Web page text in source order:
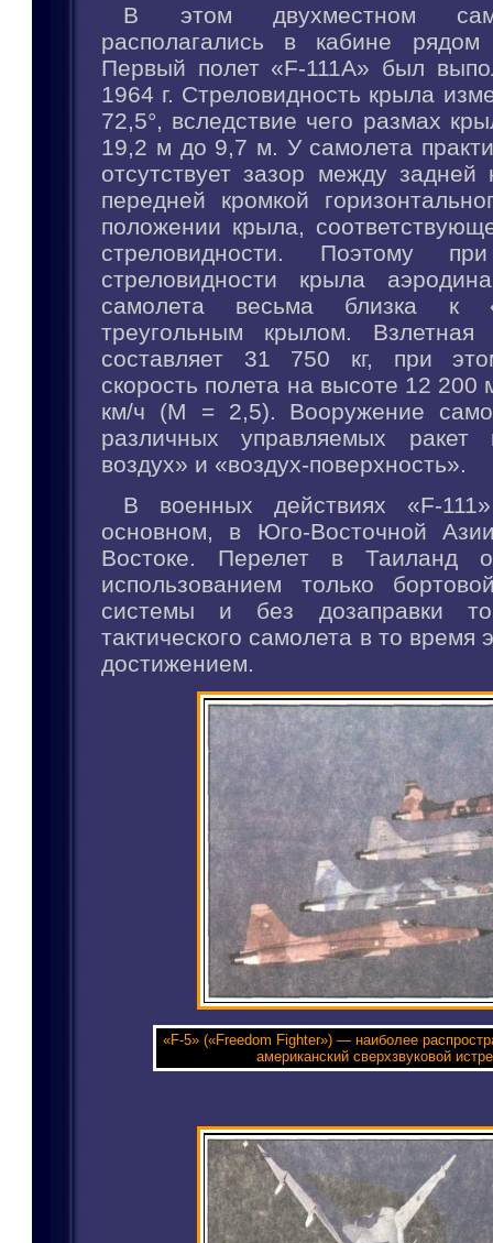
В этом двухместном
располагались в кабине
Первый полет «F-111A» был
1964 г. Стреловидность крыла
72,5°, вследствие чего размах
19,2 м до 9,7 м. У самолета
отсутствует зазор между
передней кромкой
положении крыла,
стреловидности. Поэтому
стреловидности крыла
самолета весьма близка к
треугольным крылом. Взлетная
составляет 31 750 кг, при
скорость полета на высоте 12 200
км/ч (М = 2,5). Вооружение
различных управляемых ракет
воздух» и «воздух-поверхность».
В военных действиях «F-
основном, в Юго-Восточной
Востоке. Перелет в Таиланд
использованием только
системы и без дозаправки
тактического самолета в то время
достижением.
«F-5» («Freedom Fighter») — наиболее
американский сверхзвуковой